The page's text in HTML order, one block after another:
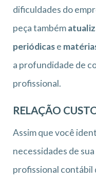
dificuldades do
peça também
periódicase
a profundidade de
profissional.
RELAÇÃO
Assim que você
necessidades de
profissional contábil